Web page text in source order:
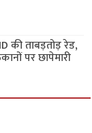
की ताबड़तोड़ रेड,
पर छापेमारी